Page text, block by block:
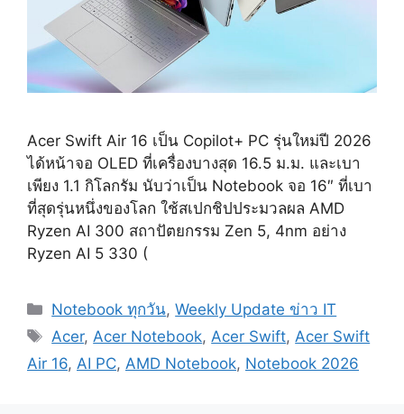
Acer Swift Air 16 เป็น Copilot+ PC รุ่นใหม่ปี 2026
ได้หน้าจอ OLED ที่เครื่องบางสุด 16.5 ม.ม. และเบา
เพียง 1.1 กิโลกรัม นับว่าเป็น Notebook จอ 16″ ที่เบา
ที่สุดรุ่นหนึ่งของโลก ใช้สเปกชิปประมวลผล AMD
Ryzen AI 300 สถาปัตยกรรม Zen 5, 4nm อย่าง
Ryzen AI 5 330 (
Categories
Notebook ทุกวัน,Weekly Update ข่าว IT
Tags
Acer, Acer Notebook, Acer Swift, Acer Swift
Air 16, AI PC, AMD Notebook, Notebook 2026